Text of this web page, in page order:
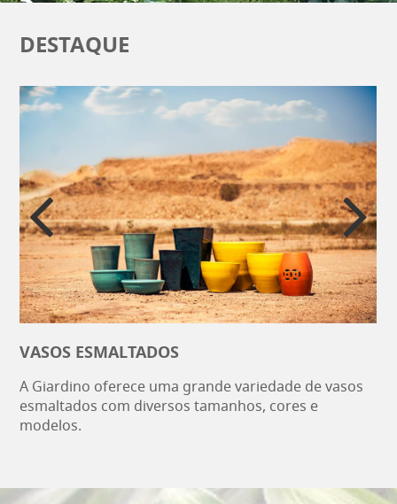
DESTAQUE
VASOS ESMALTADOS
A Giardino oferece uma grande variedade de vasos
esmaltados com diversos tamanhos, cores e
modelos.